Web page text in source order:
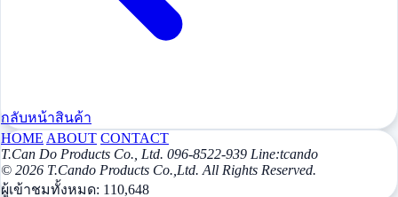
กลับหน้าสินค้า
HOME ABOUT CONTACT
T.Can Do Products Co., Ltd. 096-8522-939 Line:tcando
© 2026 T.Cando Products Co.,Ltd. All Rights Reserved.
ผู้เข้าชมทั้งหมด: 110,648